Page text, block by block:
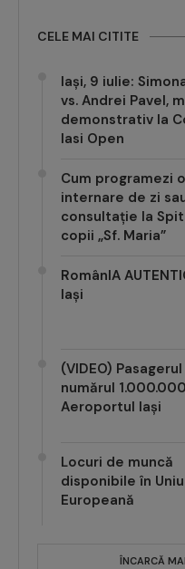
CELE MAI CITITE
Iași, 9 iulie:
vs. Andrei Pavel,
demonstrativ la
Iasi Open
Cum programezi o
internare de zi
consultație la
copii „Sf. Maria”
RomânIA
Iași
(VIDEO)
numărul
Aeroportul Iași
Locuri de muncă
disponibile în
Europeană
ÎNCARCĂ